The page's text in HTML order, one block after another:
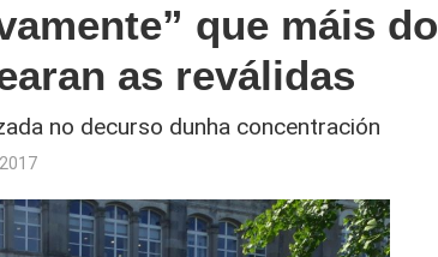
que máis do
as reválidas
no decurso dunha concentración